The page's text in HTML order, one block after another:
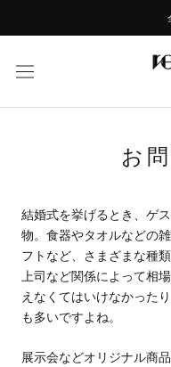
て
お
結婚式を挙げるとき、ゲ
物。食器やタオルなどの
フトなど、さまざまな種
上司など関係によって相
えなくてはいけなかった
も多いですよね。
展示会などオリジナル商